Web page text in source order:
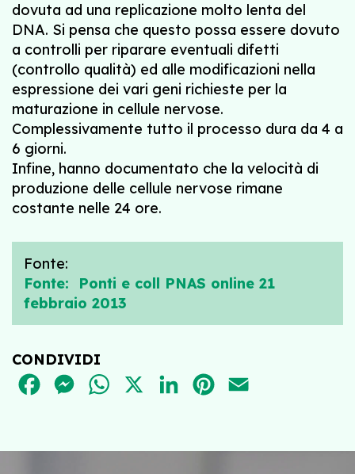
dovuta ad una replicazione molto lenta del
DNA. Si pensa che questo possa essere dovuto
a controlli per riparare eventuali difetti
(controllo qualità) ed alle modificazioni nella
espressione dei vari geni richieste per la
maturazione in cellule nervose.
Complessivamente tutto il processo dura da 4 a
6 giorni.
Infine, hanno documentato che la velocità di
produzione delle cellule nervose rimane
costante nelle 24 ore.
Fonte:
Fonte: Ponti e coll PNAS online 21
febbraio 2013
CONDIVIDI
FACEBOOKMESSENGER
WHATSAPPLINKEDINPINTEREST